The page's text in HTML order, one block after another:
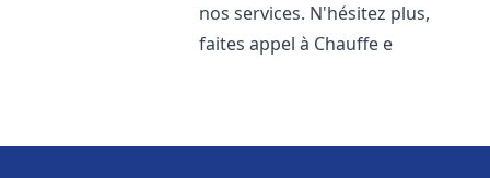
nos services. N'hésitez plus,
faites appel à Chauffe e